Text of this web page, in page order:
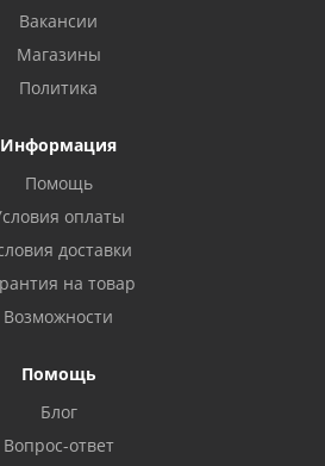
Вакансии
Магазины
Политика
Информация
Помощь
оплаты
доставки
на товар
Возможности
Помощь
Блог
Вопрос-ответ